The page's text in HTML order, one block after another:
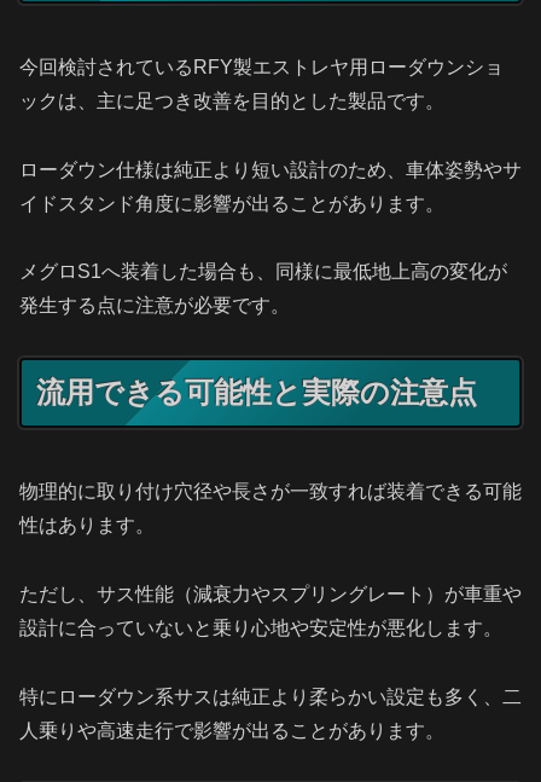
今回検討されているRFY製エストレヤ用ローダウンショ
ックは、主に足つき改善を目的とした製品です。
ローダウン仕様は純正より短い設計のため、車体姿勢やサ
イドスタンド角度に影響が出ることがあります。
メグロS1へ装着した場合も、同様に最低地上高の変化が
発生する点に注意が必要です。
流用できる可能性と実際の注意点
物理的に取り付け穴径や長さが一致すれば装着できる可能
性はあります。
ただし、サス性能（減衰力やスプリングレート）が車重や
設計に合っていないと乗り心地や安定性が悪化します。
特にローダウン系サスは純正より柔らかい設定も多く、二
人乗りや高速走行で影響が出ることがあります。